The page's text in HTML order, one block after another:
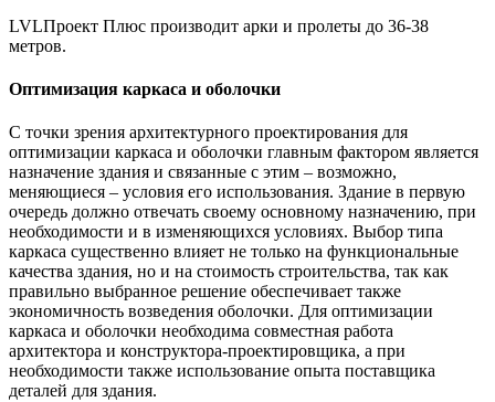
LVLПроект Плюс производит арки и пролеты до 36-38
метров.
Оптимизация каркаса и оболочки
С точки зрения архитектурного проектирования для
оптимизации каркаса и оболочки главным фактором является
назначение здания и связанные с этим – возможно,
меняющиеся – условия его использования. Здание в первую
очередь должно отвечать своему основному назначению, при
необходимости и в изменяющихся условиях. Выбор типа
каркаса существенно влияет не только на функциональные
качества здания, но и на стоимость строительства, так как
правильно выбранное решение обеспечивает также
экономичность возведения оболочки. Для оптимизации
каркаса и оболочки необходима совместная работа
архитектора и конструктора-проектировщика, а при
необходимости также использование опыта поставщика
деталей для здания.